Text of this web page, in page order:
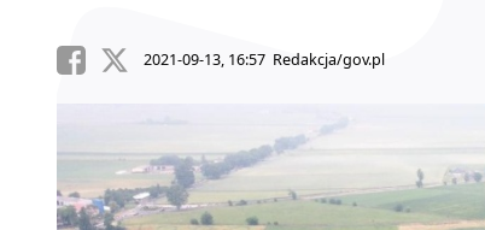
2021-09-13, 16:57 Redakcja/gov.pl